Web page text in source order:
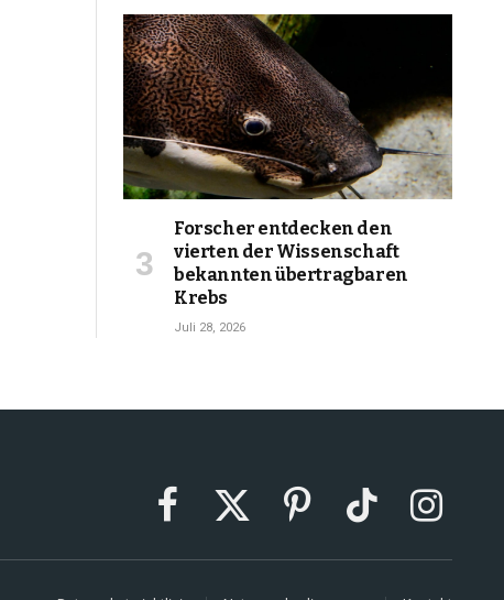
Forscher entdecken den
vierten der Wissenschaft
bekannten übertragbaren
Krebs
Juli 28, 2026
FacebookX
PinterestTikTok Instagram